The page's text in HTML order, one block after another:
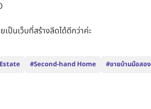
ป็นเว็บที่สร้างลีดได้ดีกว่าค่ะ
#Second-hand Home #ขายบ้านมือสอง